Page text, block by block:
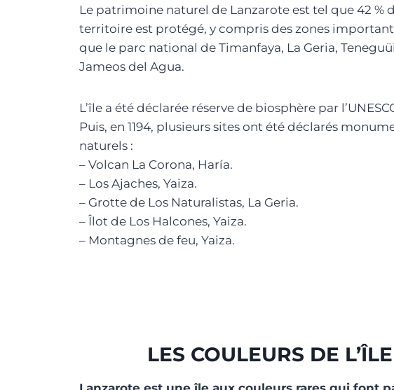
Le patrimoine naturel de Lanzarote est tel que 42 %
territoire est protégé, y compris des zones
que le parc national de Timanfaya, La Geria,
Jameos del Agua.
L’île a été déclarée réserve de biosphère par
Puis, en 1194, plusieurs sites ont été déclarés
naturels :
– Volcan La Corona, Haría.
– Los Ajaches, Yaiza.
– Grotte de Los Naturalistas, La Geria.
– Îlot de Los Halcones, Yaiza.
– Montagnes de feu, Yaiza.
LES COULEURS DE L’ÎLE